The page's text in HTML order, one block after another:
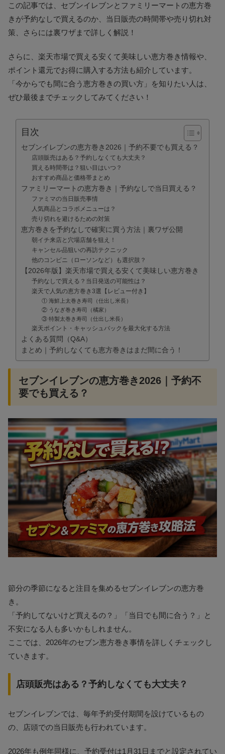
この記事では、セブンイレブンとファミリーマートの恵方巻
きが予約なしで買えるのか、当日販売の時間帯や売り切れ対
策、さらには裏ワザまで詳しく解説！
さらに、楽天市場で買える安くて美味しい恵方巻き情報や、
ポイント還元でお得に購入する方法も紹介しています。
「今からでも間に合う恵方巻きの買い方」を知りたい人は、
ぜひ最後までチェックしてみてください！
目次
セブンイレブンの恵方巻き2026｜予約不要でも買える？
店頭販売はある？予約しなくても大丈夫？
買える時間帯は？狙い目はいつ？
おすすめ商品と価格帯まとめ
ファミリーマートの恵方巻き｜予約なしで当日買える？
ファミマの当日販売事情
人気商品とコラボメニューは？
売り切れを避けるための対策
恵方巻きを予約なしで確実に買う方法｜裏ワザ公開
朝イチ来店と穴場店舗を狙え！
キャンセル品狙いの再訪テクニック
他のコンビニ（ローソンなど）も選択肢？
【2026年版】楽天市場で買える安くて美味しい恵方巻き
予約なしで買える？当日発送の可能性は？
楽天で人気の恵方巻き3選【レビュー付き】
① 海鮮上太巻き寿司（仕出し米長）
② うなぎ巻き寿司（橘家）
③ 特製太巻き寿司（仕出し米長）
楽天ポイント・キャッシュバックを最大化する方法
よくある質問（Q&A）
まとめ｜予約しなくても恵方巻きはまだ間に合う！
セブンイレブンの恵方巻き2026｜予約不
要でも買える？
節分の季節になると注目を集めるセブンイレブンの恵方巻
き。
「予約してないけど買えるの？」「当日でも間に合う？」と
不安になる人も多いかもしれません。
ここでは、2026年のセブン恵方巻き事情を詳しくチェックし
ていきます。
店頭販売はある？予約しなくても大丈夫？
セブンイレブンでは、毎年予約受付期間を設けているもの
の、店頭での当日販売も行われています。
2026年も例年同様に、予約受付は1月31日までと設定されてい